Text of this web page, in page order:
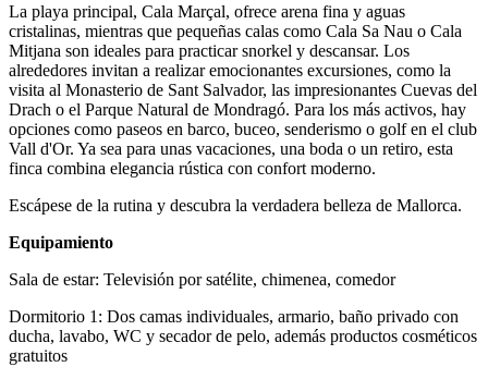
La playa principal, Cala Marçal, ofrece arena fina y aguas
cristalinas, mientras que pequeñas calas como Cala Sa Nau o Cala
Mitjana son ideales para practicar snorkel y descansar. Los
alrededores invitan a realizar emocionantes excursiones, como la
visita al Monasterio de Sant Salvador, las impresionantes Cuevas del
Drach o el Parque Natural de Mondragó. Para los más activos, hay
opciones como paseos en barco, buceo, senderismo o golf en el club
Vall d'Or. Ya sea para unas vacaciones, una boda o un retiro, esta
finca combina elegancia rústica con confort moderno.
Escápese de la rutina y descubra la verdadera belleza de Mallorca.
Equipamiento
Sala de estar: Televisión por satélite, chimenea, comedor
Dormitorio 1: Dos camas individuales, armario, baño privado con
ducha, lavabo, WC y secador de pelo, además productos cosméticos
gratuitos